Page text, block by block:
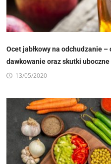
Ocet jabłkowy na odchudzanie
dawkowanie oraz skutki uboczne
13/05/2020